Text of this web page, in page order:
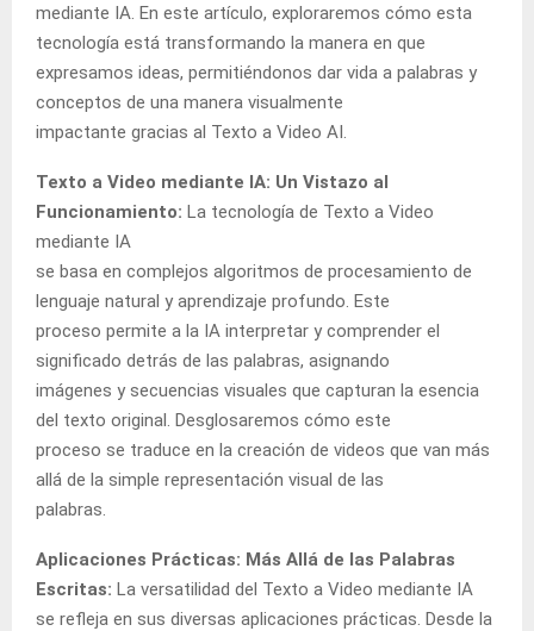
mediante IA. En este artículo, exploraremos cómo esta
tecnología está transformando la manera en que
expresamos ideas, permitiéndonos dar vida a palabras y
conceptos de una manera visualmente
impactante gracias al Texto a Video AI.
Texto a Video mediante IA: Un Vistazo al
Funcionamiento: La tecnología de Texto a Video
mediante IA
se basa en complejos algoritmos de procesamiento de
lenguaje natural y aprendizaje profundo. Este
proceso permite a la IA interpretar y comprender el
significado detrás de las palabras, asignando
imágenes y secuencias visuales que capturan la esencia
del texto original. Desglosaremos cómo este
proceso se traduce en la creación de videos que van más
allá de la simple representación visual de las
palabras.
Aplicaciones Prácticas: Más Allá de las Palabras
Escritas: La versatilidad del Texto a Video mediante IA
se refleja en sus diversas aplicaciones prácticas. Desde la